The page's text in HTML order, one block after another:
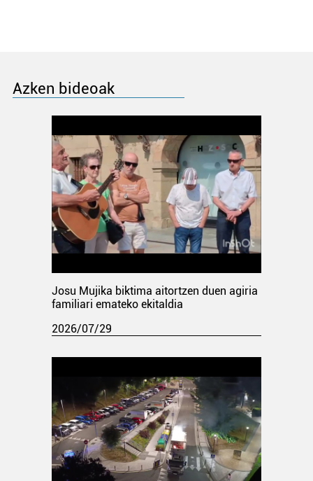
Azken bideoak
Josu Mujika biktima aitortzen duen agiria
familiari emateko ekitaldia
2026/07/29